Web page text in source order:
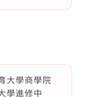
大學商學院
學進修中